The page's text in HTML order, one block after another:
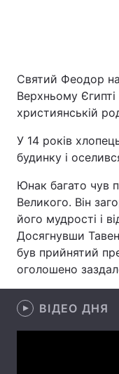
Україна
Економіка
Спорт
Святий Феодор
Верхньому Єгипті
християнській
У 14 років
будинку і
Юнак багато чув
Великого. Він
його мудрості і
Досягнувши
був прийнятий
оголошено
ВІДЕО ДНЯ